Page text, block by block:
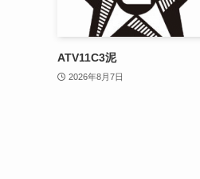
ATV11C3泥
2026年8月7日